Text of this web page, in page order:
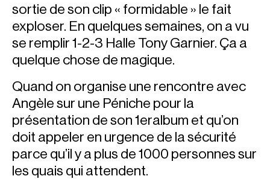
sortie de son clip « formidable » le fait
exploser. En quelques semaines, on a vu
se remplir 1-2-3 Halle Tony Garnier. Ça a
quelque chose de magique.
Quand on organise une rencontre avec
Angèle sur une Péniche pour la
présentation de son 1eralbum et qu’on
doit appeler en urgence de la sécurité
parce qu’il y a plus de 1000 personnes sur
les quais qui attendent.